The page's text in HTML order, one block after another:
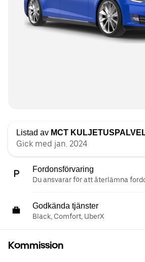
Listad av MCT
Gick med jan. 2024
Fordonsförvaring
Du ansvarar för att återlämna
Godkända tjänster
Black, Comfort, UberX
Kommission